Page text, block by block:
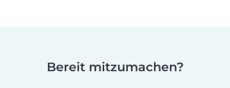
Bereit mitzumachen?